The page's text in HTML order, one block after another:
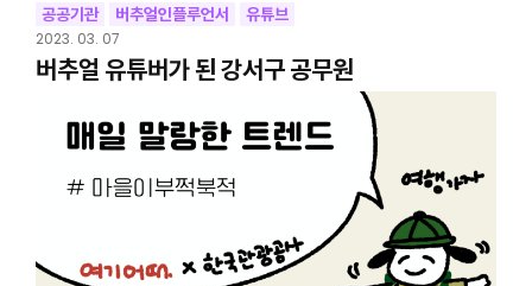
공공기관 버추얼인플루언서 유튜브
2023. 03. 07
버추얼 유튜버가 된 강서구 공무원